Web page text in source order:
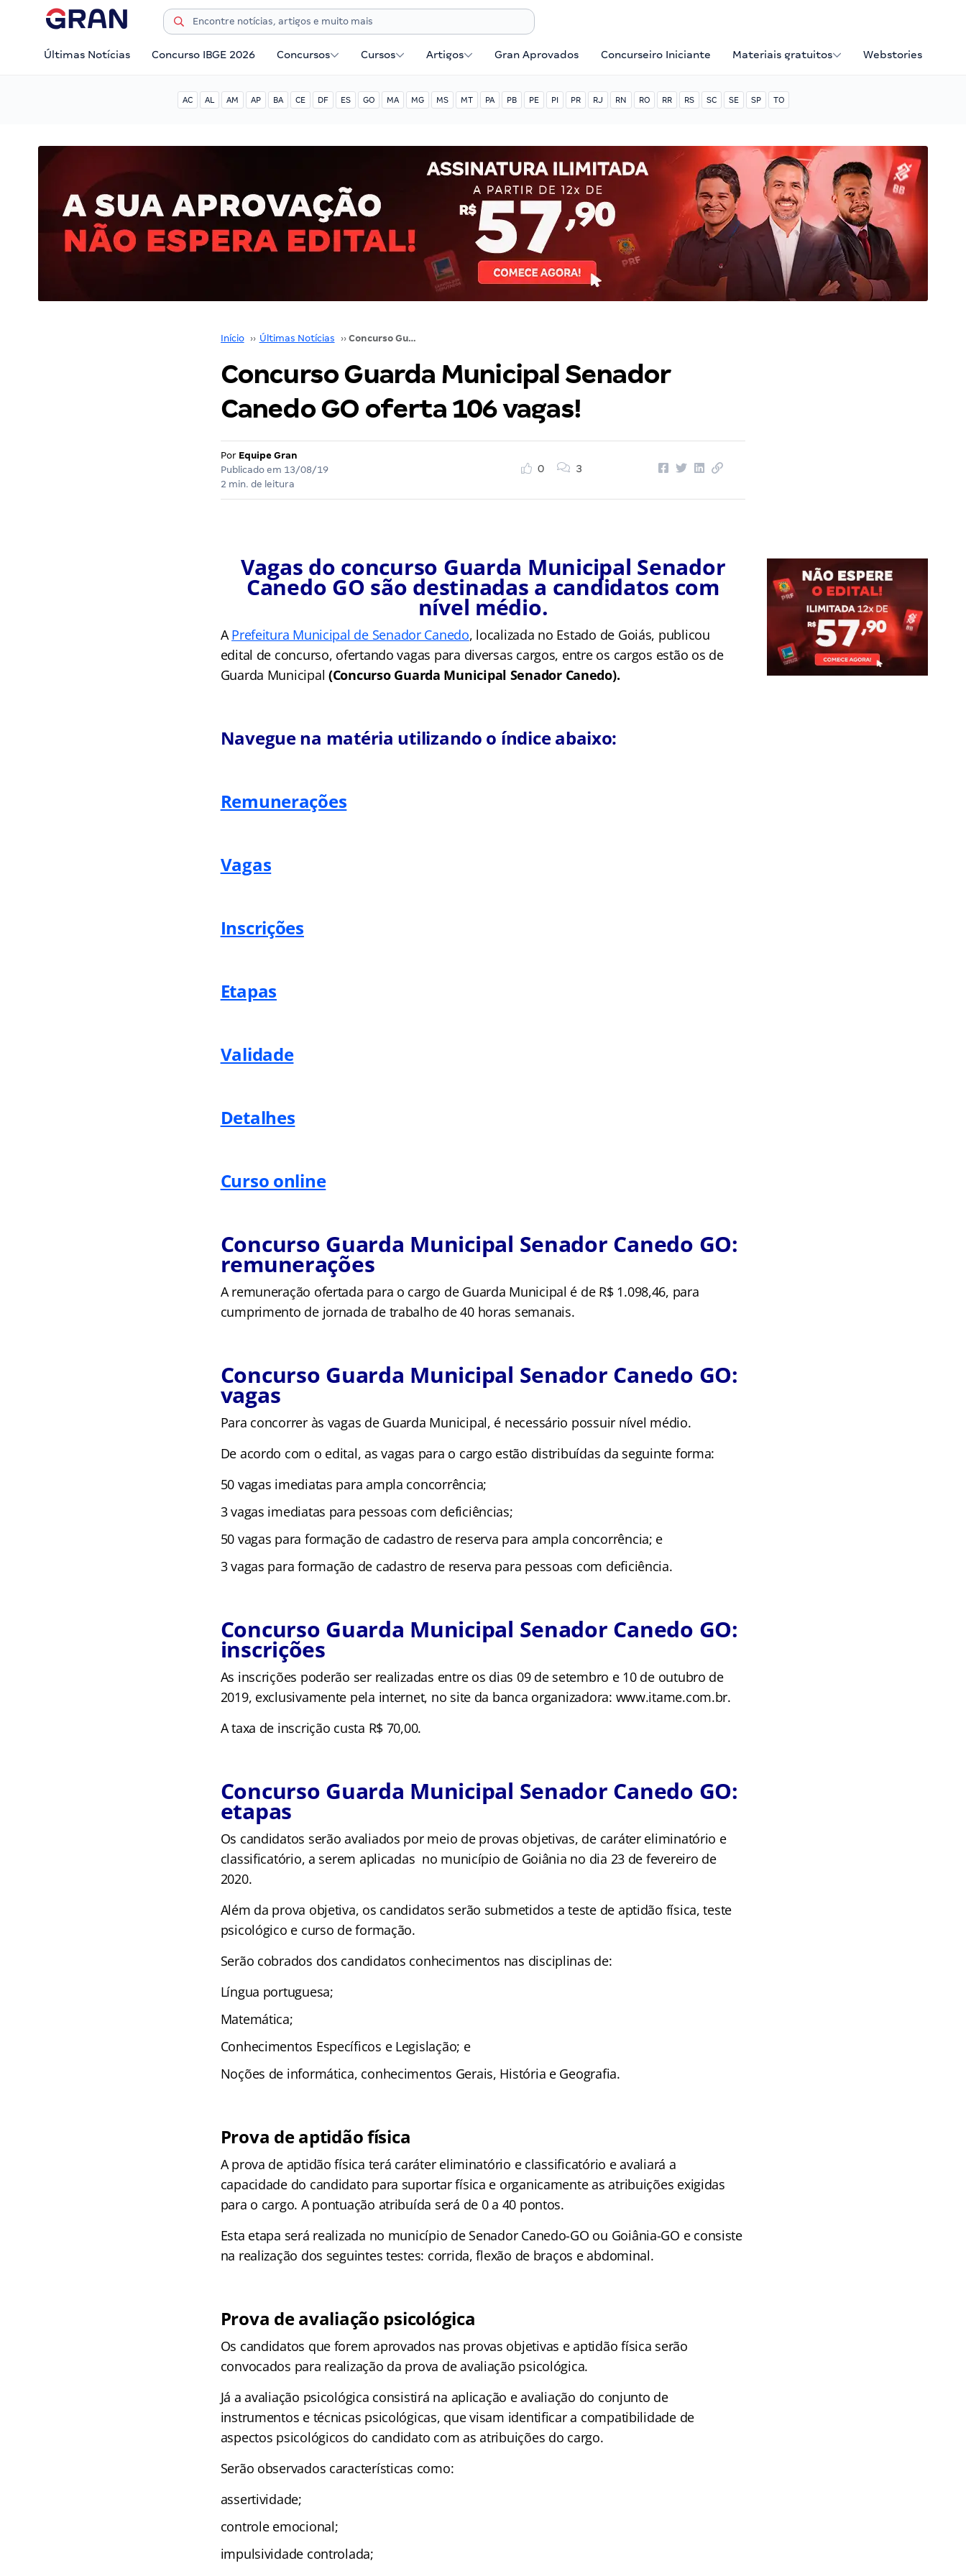
Últimas Notícias Concurso IBGE 2026 Concursos Cursos Artigos Gran Aprovados Concurseiro Iniciante Materiais gratuitos Webstories
AC AL AM AP BA CE DF ES GO MA MG MS MT PA PB PE PI PR RJ RN RO RR RS SC SE SP TO
Início ›› Últimas Notícias ›› Concurso Guarda Municipal Senador Canedo GO oferta 106 vagas!
Concurso Guarda Municipal Senador
Canedo GO oferta 106 vagas!
Por Equipe Gran
Publicado em 13/08/19
2 min. de leitura
0 3
Vagas do concurso Guarda Municipal Senador
Canedo GO são destinadas a candidatos com
nível médio.
APrefeitura Municipal de Senador Canedo, localizada no Estado de Goiás, publicou
edital de concurso, ofertando vagas para diversas cargos, entre os cargos estão os de
Guarda Municipal(Concurso Guarda Municipal Senador Canedo).
Navegue na matéria utilizando o índice abaixo:
Remunerações
Vagas
Inscrições
Etapas
Validade
Detalhes
Curso online
Concurso Guarda Municipal Senador Canedo GO:
remunerações
A remuneração ofertada para o cargo de Guarda Municipal é de R$ 1.098,46, para
cumprimento de jornada de trabalho de 40 horas semanais.
Concurso Guarda Municipal Senador Canedo GO:
vagas
Para concorrer às vagas de Guarda Municipal, é necessário possuir nível médio.
De acordo com o edital, as vagas para o cargo estão distribuídas da seguinte forma:
50 vagas imediatas para ampla concorrência;
3 vagas imediatas para pessoas com deficiências;
50 vagas para formação de cadastro de reserva para ampla concorrência; e
3 vagas para formação de cadastro de reserva para pessoas com deficiência.
Concurso Guarda Municipal Senador Canedo GO:
inscrições
As inscrições poderão ser realizadas entre os dias 09 de setembro e 10 de outubro de
2019, exclusivamente pela internet, no site da banca organizadora: www.itame.com.br.
A taxa de inscrição custa R$ 70,00.
Concurso Guarda Municipal Senador Canedo GO:
etapas
Os candidatos serão avaliados por meio de provas objetivas, de caráter eliminatório e
classificatório, a serem aplicadas no município de Goiânia no dia 23 de fevereiro de
2020.
Além da prova objetiva, os candidatos serão submetidos a teste de aptidão física, teste
psicológico e curso de formação.
Serão cobrados dos candidatos conhecimentos nas disciplinas de:
Língua portuguesa;
Matemática;
Conhecimentos Específicos e Legislação; e
Noções de informática, conhecimentos Gerais, História e Geografia.
Prova de aptidão física
A prova de aptidão física terá caráter eliminatório e classificatório e avaliará a
capacidade do candidato para suportar física e organicamente as atribuições exigidas
para o cargo. A pontuação atribuída será de 0 a 40 pontos.
Esta etapa será realizada no município de Senador Canedo-GO ou Goiânia-GO e consiste
na realização dos seguintes testes: corrida, flexão de braços e abdominal.
Prova de avaliação psicológica
Os candidatos que forem aprovados nas provas objetivas e aptidão física serão
convocados para realização da prova de avaliação psicológica.
Já a avaliação psicológica consistirá na aplicação e avaliação do conjunto de
instrumentos e técnicas psicológicas, que visam identificar a compatibilidade de
aspectos psicológicos do candidato com as atribuições do cargo.
Serão observados características como:
assertividade;
controle emocional;
impulsividade controlada;